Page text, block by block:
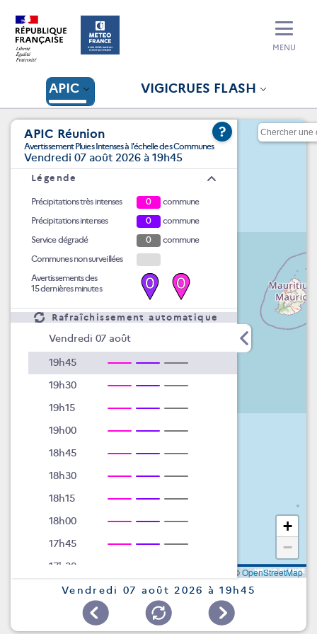
APIC VIGICRUES FLASH
MENU
APIC Réunion
Avertissement Pluies Intenses à l'échelle des Communes
Vendredi 07 août 2026 à 19h45
?
Légende
Précipitations très intenses 0
commune
Précipitations intenses
0
commune
Service dégradé
0
commune
Communes non surveillées
Avertissements des
15 dernières minutes
0 0
Rafraîchissement automatique
Vendredi 07 août
19h45
19h30
19h15
19h00
18h45
18h30
18h15
18h00
17h45
17h30
17h15
+
−
©OpenStreetMap
Vendredi 07 août 2026 à 19h45